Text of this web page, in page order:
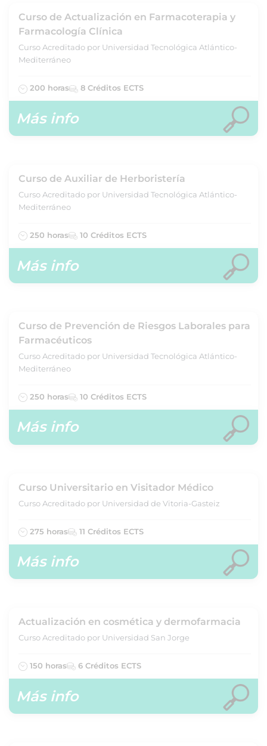
Curso de Actualización en Farmacoterapia y
Farmacología Clínica
Curso Acreditado por Universidad Tecnológica Atlántico-
Mediterráneo
200 horas 8 Créditos ECTS
Más info
Curso de Auxiliar de Herboristería
Curso Acreditado por Universidad Tecnológica Atlántico-
Mediterráneo
250 horas 10 Créditos ECTS
Más info
Curso de Prevención de Riesgos Laborales para
Farmacéuticos
Curso Acreditado por Universidad Tecnológica Atlántico-
Mediterráneo
250 horas 10 Créditos ECTS
Más info
Curso Universitario en Visitador Médico
Curso Acreditado por Universidad de Vitoria-Gasteiz
275 horas 11 Créditos ECTS
Más info
Actualización en cosmética y dermofarmacia
Curso Acreditado por Universidad San Jorge
150 horas 6 Créditos ECTS
Más info